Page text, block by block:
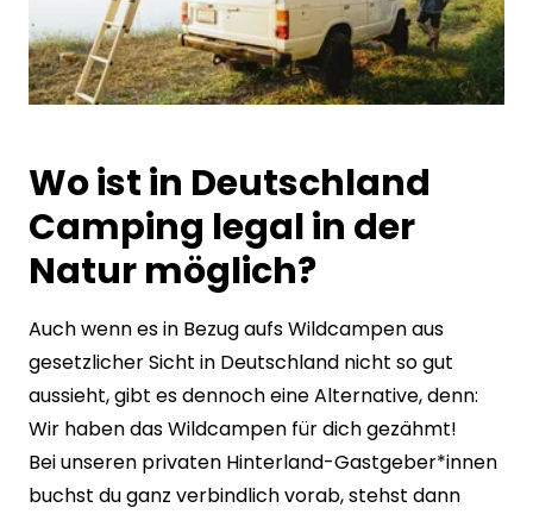
Wo ist in Deutschland
Camping legal in der
Natur möglich?
Auch wenn es in Bezug aufs Wildcampen aus
gesetzlicher Sicht in Deutschland nicht so gut
aussieht, gibt es dennoch eine Alternative, denn:
Wir haben das Wildcampen für dich gezähmt!
Bei unseren privaten Hinterland-Gastgeber*innen
buchst du ganz verbindlich vorab, stehst dann